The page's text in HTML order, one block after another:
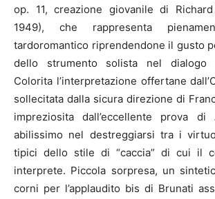
op. 11, creazione giovanile di
1949), che rappresenta
tardoromantico riprendendone il gusto
dello strumento solista nel dialogo
Colorita l’interpretazione offertane
sollecitata dalla sicura direzione di
impreziosita dall’eccellente prova di
abilissimo nel destreggiarsi tra i
tipici dello stile di “caccia” di cui il
interprete. Piccola sorpresa, un
corni per l’applaudito bis di Brunati